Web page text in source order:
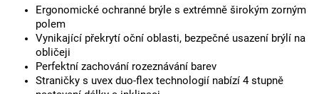
Ergonomické ochranné brýle s extrémně širokým zorným
polem
Vynikající překrytí oční oblasti, bezpečné usazení brýlí na
obličeji
Perfektní zachování rozeznávání barev
Straničky s uvex duo-flex technologií nabízí 4 stupně